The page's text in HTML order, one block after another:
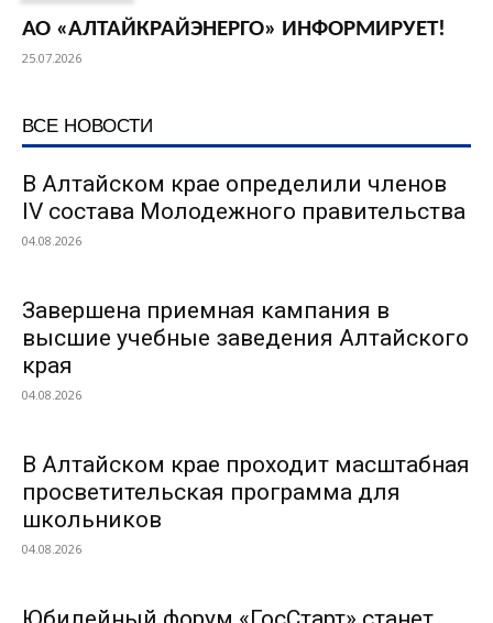
АО «АЛТАЙКРАЙЭНЕРГО» ИНФОРМИРУЕТ!
25.07.2026
ВСЕ НОВОСТИ
В Алтайском крае определили членов
IV состава Молодежного правительства
04.08.2026
Завершена приемная кампания в
высшие учебные заведения Алтайского
края
04.08.2026
В Алтайском крае проходит масштабная
просветительская программа для
школьников
04.08.2026